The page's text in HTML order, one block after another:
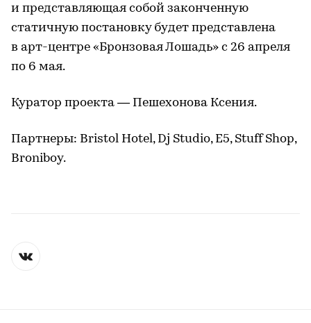
и представляющая собой законченную
статичную постановку будет представлена
в арт-центре «Бронзовая Лошадь» с 26 апреля
по 6 мая.
Куратор проекта — Пешехонова Ксения.
Партнеры: Bristol Hotel, Dj Studio, Е5, Stuff Shop,
Broniboy.